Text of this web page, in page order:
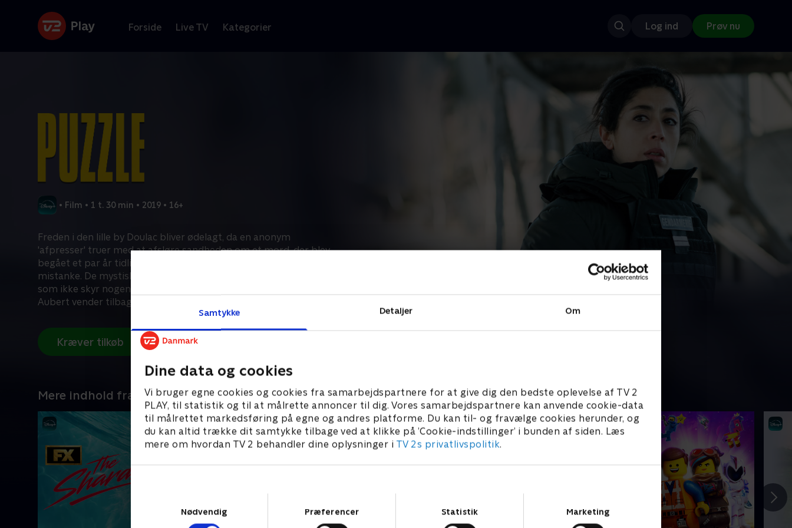
Samtykke Detaljer Om
Dine data og cookies
Vi bruger egne cookies og cookies fra samarbejdspartnere for at give dig den bedste oplevelse af TV 2
PLAY, til statistik og til at målrette annoncer til dig. Vores samarbejdspartnere kan anvende cookie-data
til målrettet markedsføring på egne og andres platforme. Du kan til- og fravælge cookies herunder, og
du kan altid trække dit samtykke tilbage ved at klikke på ’Cookie-indstillinger’ i bunden af siden. Læs
mere om hvordan TV 2 behandler dine oplysninger i TV 2s privatlivspolitik.
Nødvendig
Præferencer Statistik Marketing
Forside Live TV Kategorier Log ind Prøv nu
• Film • 1 t. 30 min • 2019 • 16+
Freden i den lille by Doulac bliver ødelagt, da en anonym
'afpresser' truer med at afsløre sandheden om et mord, der blev
begået et par år tidligere. Byens beboere tynges af tvivl og
mistanke. De mystiske beskeder vækker også en morders vrede,
som ikke skyr nogen midler for at undgå afsløring. Dommer
Aubert vender tilbage til Doulac og begynder at efterforske
Kræver tilkøb
Mere indhold fra Disney+